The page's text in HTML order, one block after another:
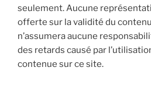
seulement. Aucune
offerte sur la validité du
n’assumera aucune
des retards causé par
contenue sur ce site.